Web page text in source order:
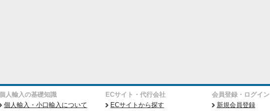
人輸入の基礎知識
個人輸入・小口輸入について
ECサイト・代行会社
ECサイトから探す
会員登録・ログイン
新規会員登録